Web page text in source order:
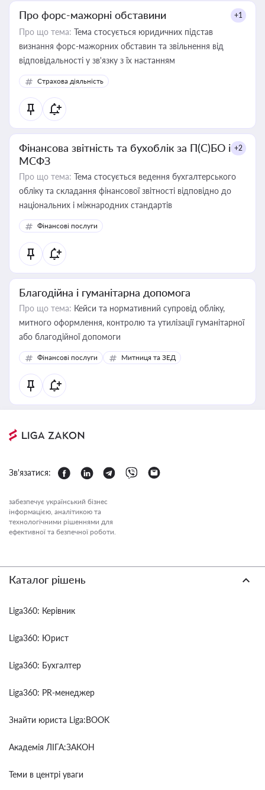
Про форс-мажорні обставини +1
Про що тема: Тема стосується юридичних підстав
визнання форс-мажорних обставин та звільнення від
відповідальності у зв'язку з їх настанням
Страхова діяльність
Фінансова звітність та бухоблік за П(С)БО і
МСФЗ
+2
Про що тема: Тема стосується ведення бухгалтерського
обліку та складання фінансової звітності відповідно до
національних і міжнародних стандартів
Фінансові послуги
Благодійна і гуманітарна допомога
Про що тема: Кейси та нормативний супровід обліку,
митного оформлення, контролю та утилізації гуманітарної
або благодійної допомоги
Фінансові послуги Митниця та ЗЕД
Зв'язатися:
забезпечує український бізнес
інформацією, аналітикою та
технологічними рішеннями для
ефективної та безпечної роботи.
Каталог рішень
Liga360: Керівник
Liga360: Юрист
Liga360: Бухгалтер
Liga360: PR-менеджер
Знайти юриста Liga:BOOK
Академія ЛІГА:ЗАКОН
Теми в центрі уваги